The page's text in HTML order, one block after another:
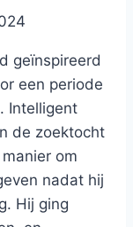
geïnspireerd
een periode
Intelligent
de zoektocht
om
nadat hij
Hij ging